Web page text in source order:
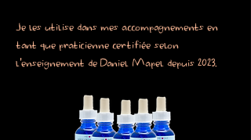
Je les utilise dans mes accompagnements en
tant que praticienne certifiée selon
l'enseignement de Daniel Mapel depuis 2023.